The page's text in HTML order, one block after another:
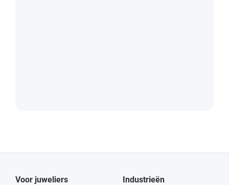
Voor juweliers Industrieën